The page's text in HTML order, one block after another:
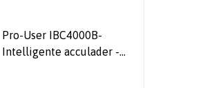
Pro-User IBC4000B-
Intelligente acculader -